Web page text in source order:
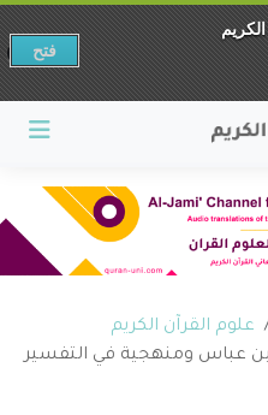
علوم القرآن الكريم
عباس ومنهجية في التفسير
فتح